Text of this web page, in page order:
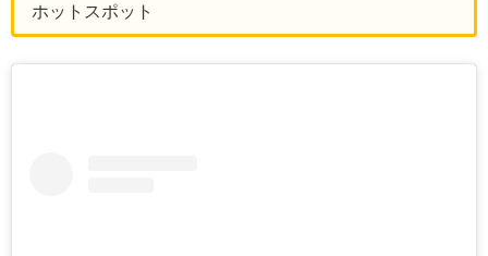
ホットスポット